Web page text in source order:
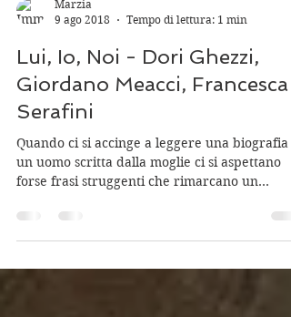
Marzia
9 ago 2018
Lui, Io, Noi - Dori Ghezzi,
Giordano Meacci, Francesca
Serafini
Quando ci si accinge a leggere una biografia
un uomo scritta dalla moglie ci si aspettano